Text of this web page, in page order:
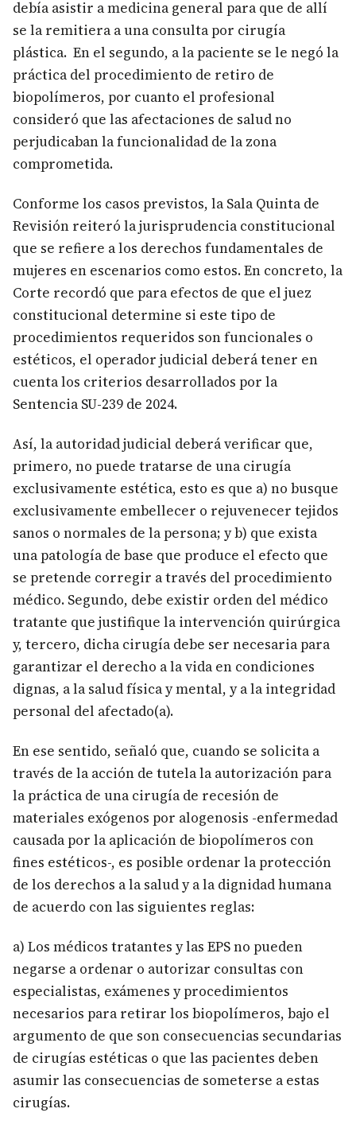
debía asistir a medicina general para que de allí
se la remitiera a una consulta por cirugía
plástica. En el segundo, a la paciente se le negó la
práctica del procedimiento de retiro de
biopolímeros, por cuanto el profesional
consideró que las afectaciones de salud no
perjudicaban la funcionalidad de la zona
comprometida.
Conforme los casos previstos, la Sala Quinta de
Revisión reiteró la jurisprudencia constitucional
que se refiere a los derechos fundamentales de
mujeres en escenarios como estos. En concreto, la
Corte recordó que para efectos de que el juez
constitucional determine si este tipo de
procedimientos requeridos son funcionales o
estéticos, el operador judicial deberá tener en
cuenta los criterios desarrollados por la
Sentencia SU-239 de 2024.
Así, la autoridad judicial deberá verificar que,
primero, no puede tratarse de una cirugía
exclusivamente estética, esto es que a) no busque
exclusivamente embellecer o rejuvenecer tejidos
sanos o normales de la persona; y b) que exista
una patología de base que produce el efecto que
se pretende corregir a través del procedimiento
médico. Segundo, debe existir orden del médico
tratante que justifique la intervención quirúrgica
y, tercero, dicha cirugía debe ser necesaria para
garantizar el derecho a la vida en condiciones
dignas, a la salud física y mental, y a la integridad
personal del afectado(a).
En ese sentido, señaló que, cuando se solicita a
través de la acción de tutela la autorización para
la práctica de una cirugía de recesión de
materiales exógenos por alogenosis -enfermedad
causada por la aplicación de biopolímeros con
fines estéticos-, es posible ordenar la protección
de los derechos a la salud y a la dignidad humana
de acuerdo con las siguientes reglas:
a) Los médicos tratantes y las EPS no pueden
negarse a ordenar o autorizar consultas con
especialistas, exámenes y procedimientos
necesarios para retirar los biopolímeros, bajo el
argumento de que son consecuencias secundarias
de cirugías estéticas o que las pacientes deben
asumir las consecuencias de someterse a estas
cirugías.